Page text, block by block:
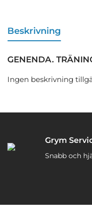
Beskrivning
GENENDA.
Ingen beskrivning
Grym
Snabb och